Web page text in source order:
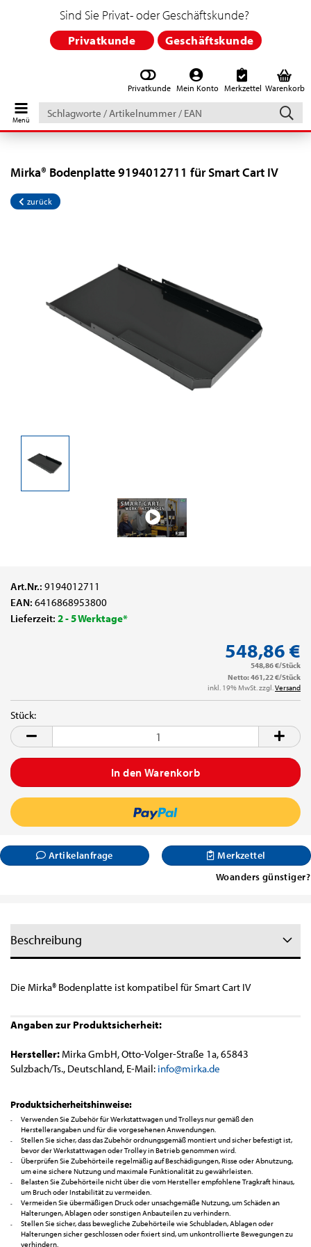
Privatkunde Mein Konto Merkzettel Warenkorb
Schlagworte
/
Artikelnummer
EAN
Sind Sie Privat- oder Geschäftskunde?
Privatkunde Geschäftskunde
Mirka® Bodenplatte 9194012711 für Smart Cart IV
zurück
Art.Nr.: 9194012711
EAN: 6416868953800
Lieferzeit: 2 - 5 Werktage*
548,86 €
548,86 €/Stück
Netto: 461,22 €/Stück
inkl. 19% MwSt. zzgl.Versand
Stück:
Stück
Artikelanfrage
Merkzettel
Woanders günstiger?
Beschreibung
Die Mirka® Bodenplatte ist kompatibel für Smart Cart IV
Angaben zur Produktsicherheit:
Hersteller: Mirka GmbH, Otto-Volger-Straße 1a, 65843
Sulzbach/Ts., Deutschland, E-Mail: info@mirka.de
Produktsicherheitshinweise:
Verwenden Sie Zubehör für Werkstattwagen und Trolleys nur gemäß den
Herstellerangaben und für die vorgesehenen Anwendungen.
Stellen Sie sicher, dass das Zubehör ordnungsgemäß montiert und sicher befestigt ist,
bevor der Werkstattwagen oder Trolley in Betrieb genommen wird.
Überprüfen Sie Zubehörteile regelmäßig auf Beschädigungen, Risse oder Abnutzung,
um eine sichere Nutzung und maximale Funktionalität zu gewährleisten.
Belasten Sie Zubehörteile nicht über die vom Hersteller empfohlene Tragkraft hinaus,
um Bruch oder Instabilität zu vermeiden.
Vermeiden Sie übermäßigen Druck oder unsachgemäße Nutzung, um Schäden an
Halterungen, Ablagen oder sonstigen Anbauteilen zu verhindern.
Stellen Sie sicher, dass bewegliche Zubehörteile wie Schubladen, Ablagen oder
Halterungen sicher geschlossen oder fixiert sind, um unkontrollierte Bewegungen zu
verhindern.